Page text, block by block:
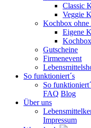
Classic
Veggie
Kochbox ohne
Eigene
Gutscheine
Firmenevent
So funktioniert´s
So
FAQ Blog
Über uns
Impressum